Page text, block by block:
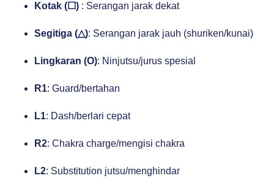
Kotak (☐) : Serangan jarak dekat
Segitiga (△): Serangan jarak jauh (shuriken/kunai)
Lingkaran (O): Ninjutsu/jurus spesial
R1: Guard/bertahan
L1: Dash/berlari cepat
R2: Chakra charge/mengisi chakra
L2: Substitution jutsu/menghindar